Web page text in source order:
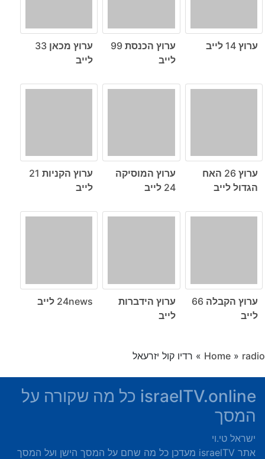
ערוץ 14 לייב
ערוץ הכנסת 99
לייב
ערוץ מכאן 33
לייב
ערוץ 26 האח
הגדול לייב
ערוץ המוסיקה
24 לייב
ערוץ הקניות 21
לייב
ערוץ הקבלה 66
לייב
ערוץ הידברות
לייב
24news לייב
Home » radio
» רדיו קול יזרעאל
israelTV.online כל מה שקורה על
המסך
ישראל טי.וי
אתר israelTV מעדכן כל מה שחם על המסך הישן ועל המסך